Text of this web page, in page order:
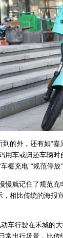
的外，还有如“
用车或归还车辆
棚充电”“规范停
慢就记住了规范
相比传统的海报
动车行驶在禾城的
常出行场景，比